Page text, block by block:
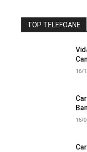
TOP TELEFOANE
16/
16/